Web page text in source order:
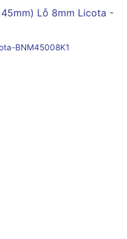
BNM45008K1